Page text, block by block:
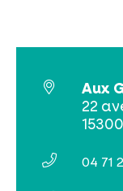
Aux
22
04 71